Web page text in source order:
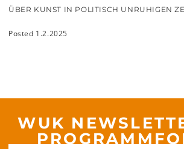
ÜBER KUNST IN POLITISCH UNRUHIGEN
Posted 1.2.2025
WUK